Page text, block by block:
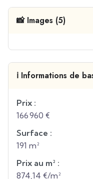
📸 Images (5)
ℹ️ Informations de
Prix :
166 960 €
Surface :
191 m²
Prix au m² :
874,14 €/m²